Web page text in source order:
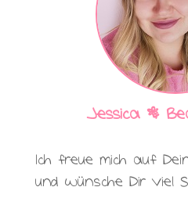
Jessica |
Ich freue mich auf
und wünsche Dir viel